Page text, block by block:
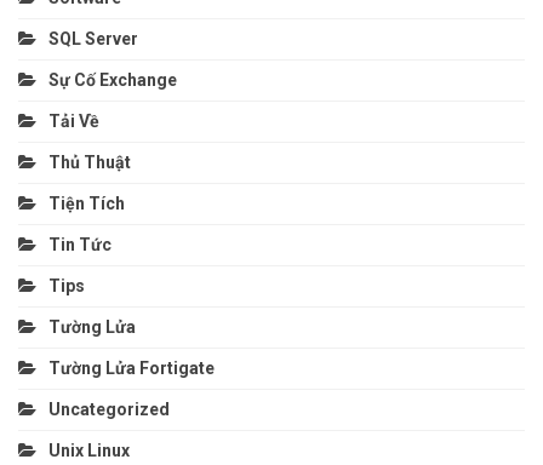
SQL Server
Sự Cố Exchange
Tải Về
Thủ Thuật
Tiện Tích
Tin Tức
Tips
Tường Lửa
Tường Lửa Fortigate
Uncategorized
Unix Linux